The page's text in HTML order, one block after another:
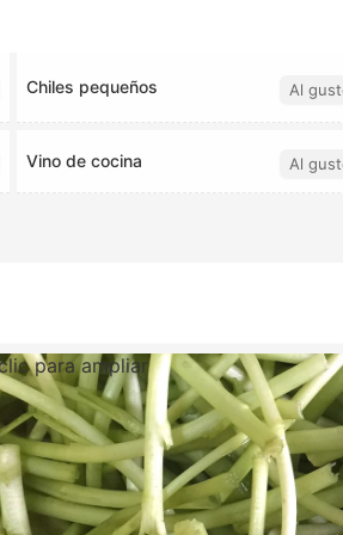
Chiles pequeños Al
Vino de cocina Al
para ampliar